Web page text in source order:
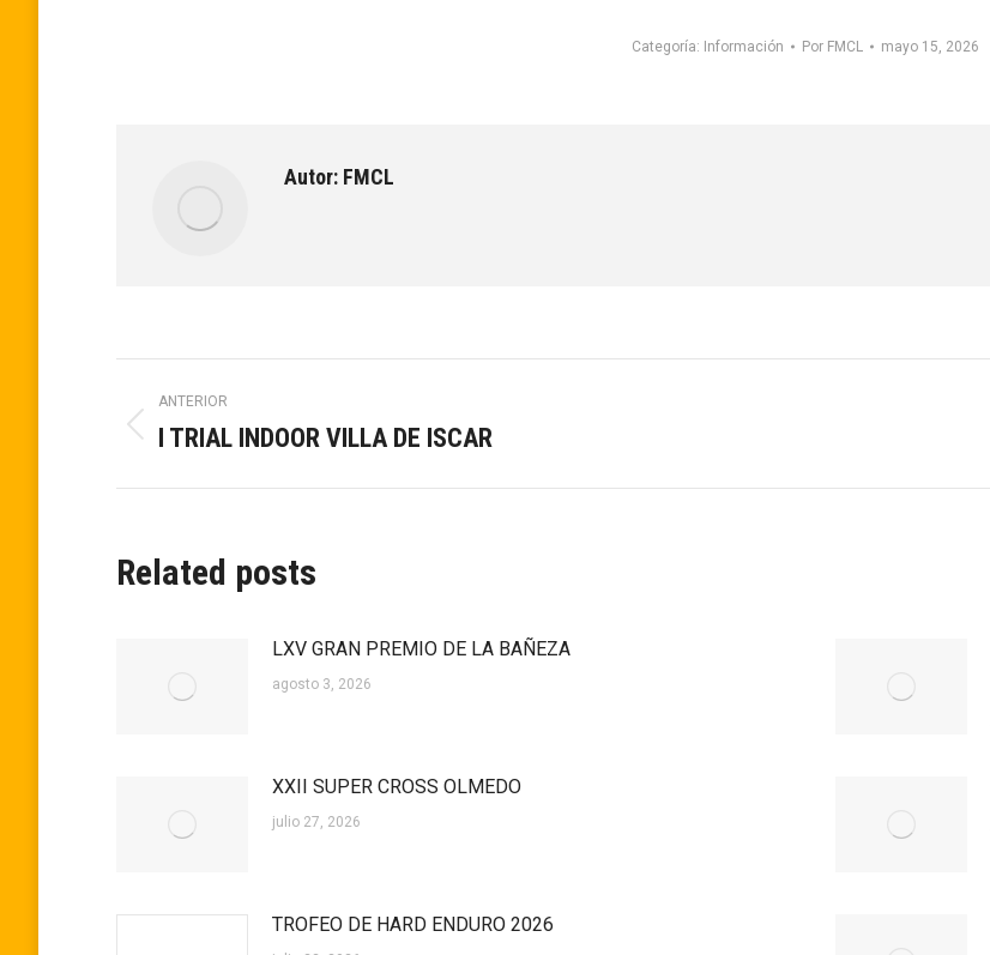
Categoría: Información Por FMCL mayo 15, 2026
Autor: FMCL
Navegación
entre
ANTERIOR
Publicación
I TRIAL INDOOR VILLA DE ISCAR
Related posts
LXV GRAN PREMIO DE LA BAÑEZA
agosto 3, 2026
XXII SUPER CROSS OLMEDO
julio 27, 2026
TROFEO DE HARD ENDURO 2026